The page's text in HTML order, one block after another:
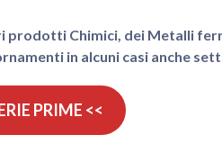
prodotti Chimici, dei Metalli
in alcuni casi anche
PRIME <<